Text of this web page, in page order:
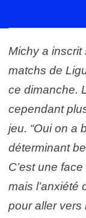
Michy a
matchs de
ce dimanche.
cependant
jeu. “Oui on a
déterminant
C’est une
mais l’anxiété
pour aller vers